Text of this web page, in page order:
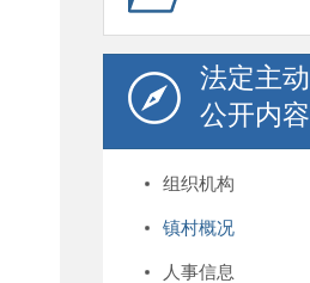
法定主动
公开内容
组织机构
镇村概况
人事信息